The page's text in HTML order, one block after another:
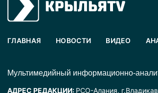
ГЛАВНАЯ НОВОСТИ ВИДЕО
Mультимедийный информационно-
АДРЕС РЕДАКЦИИ: РСО-Алания,